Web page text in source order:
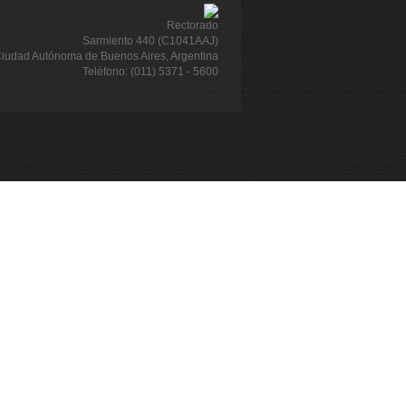
Rectorado
Sarmiento 440 (C1041AAJ)
Autónoma de Buenos Aires, Argentina
Teléfono: (011) 5371 - 5600